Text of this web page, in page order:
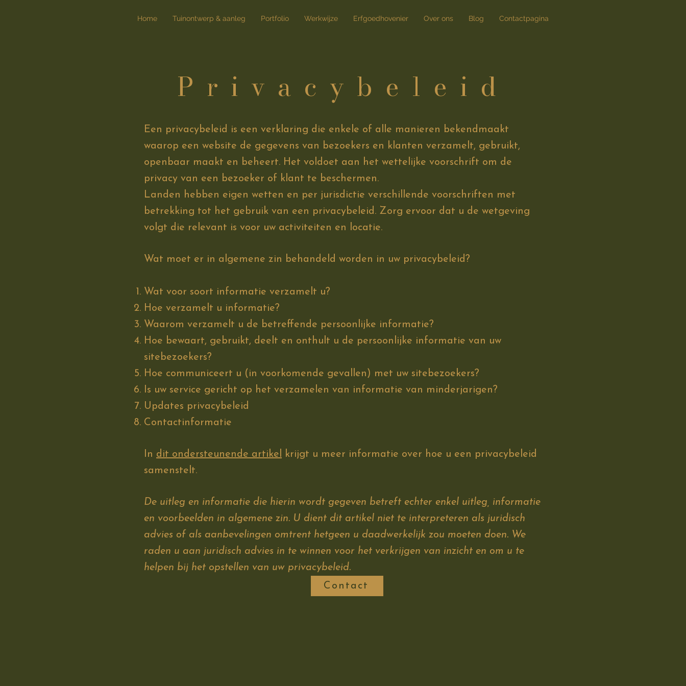
Home Tuinontwerp & aanleg Portfolio Werkwijze Erfgoedhovenier Over ons Blog Contactpagina
Privacybeleid
Een privacybeleid is een verklaring die enkele of alle manieren bekendmaakt
waarop een website de gegevens van bezoekers en klanten verzamelt, gebruikt,
openbaar maakt en beheert. Het voldoet aan het wettelijke voorschrift om de
privacy van een bezoeker of klant te beschermen.
Landen hebben eigen wetten en per jurisdictie verschillende voorschriften met
betrekking tot het gebruik van een privacybeleid. Zorg ervoor dat u de wetgeving
volgt die relevant is voor uw activiteiten en locatie.
Wat moet er in algemene zin behandeld worden in uw privacybeleid?
Wat voor soort informatie verzamelt u?
Hoe verzamelt u informatie?
Waarom verzamelt u de betreffende persoonlijke informatie?
Hoe bewaart, gebruikt, deelt en onthult u de persoonlijke informatie van uw
sitebezoekers?
Hoe communiceert u (in voorkomende gevallen) met uw sitebezoekers?
Is uw service gericht op het verzamelen van informatie van minderjarigen?
Updates privacybeleid
Contactinformatie
In dit ondersteunende artikel krijgt u meer informatie over hoe u een privacybeleid
samenstelt.
De uitleg en informatie die hierin wordt gegeven betreft echter enkel uitleg, informatie
en voorbeelden in algemene zin. U dient dit artikel niet te interpreteren als juridisch
advies of als aanbevelingen omtrent hetgeen u daadwerkelijk zou moeten doen. We
raden u aan juridisch advies in te winnen voor het verkrijgen van inzicht en om u te
helpen bij het opstellen van uw privacybeleid.
Contact